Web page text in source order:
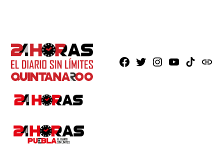
Facebook
X Instagram
YoutubeTikTokissuu